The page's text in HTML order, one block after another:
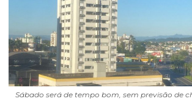
Sábado será de tempo bom, sem previsão de